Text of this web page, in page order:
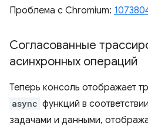
Проблема с Chromium:
Согласованные
асинхронных операций
Теперь консоль отображает
async функций в
задачами и данными,